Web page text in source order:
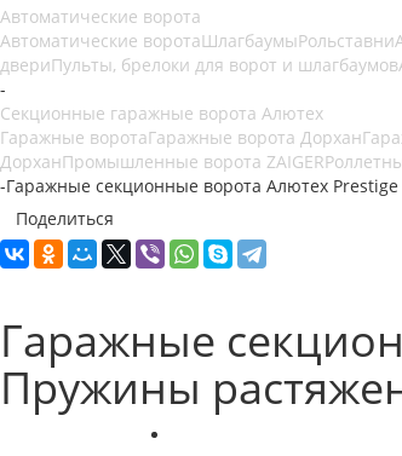
Автоматические ворота
Автоматические воротаШлагбаумыРольставни
двериПульты, брелоки для ворот и шлагбаумов
-
Секционные гаражные ворота Алютех
Гаражные воротаГаражные ворота Дорхан
ДорханПромышленные ворота ZAIGER
-Гаражные секционные ворота Алютех
Поделиться
Гаражные
Пружины